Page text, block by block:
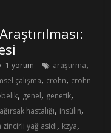
1 yorum araştırma,
çalışma, crohn, crohn
, genel, genetik,
hastalığı, insülin,
zincirli yağ asidi, kzya,